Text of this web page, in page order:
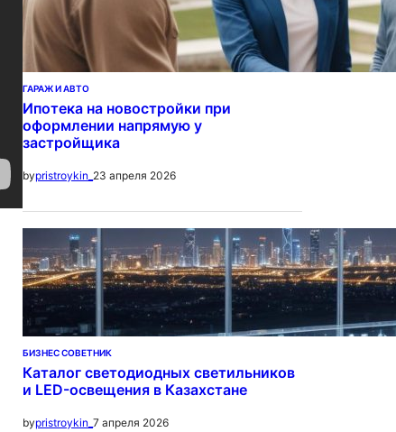
ГАРАЖ И АВТО
Ипотека на новостройки при
оформлении напрямую у
застройщика
bypristroykin_ 23 апреля 2026
БИЗНЕС СОВЕТНИК
Каталог светодиодных светильников
и LED-освещения в Казахстане
bypristroykin_ 7 апреля 2026